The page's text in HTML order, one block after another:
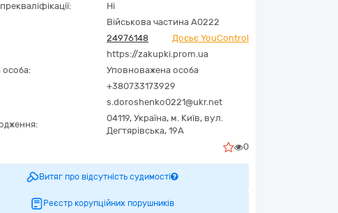
Ні
Військова частина А0222
24976148
Досьє YouControl
https://zakupki.prom.ua
особа:
Уповноважена особа
+380733173929
s.doroshenko0221@ukr.net
04119, Україна, м. Київ, вул.
Дегтярівська, 19А
0
Витяг про відсутність судимості
Реєстр корупційних порушників